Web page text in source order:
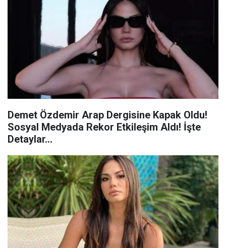
Demet Özdemir Arap Dergisine Kapak Oldu!
Sosyal Medyada Rekor Etkileşim Aldı! İşte
Detaylar...